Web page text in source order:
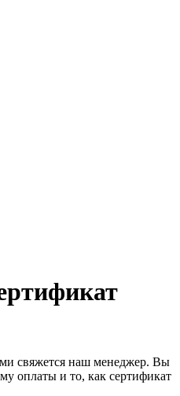
свяжется наш менеджер. Вы
оплаты и то, как сертификат